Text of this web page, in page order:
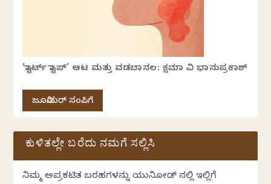
‘ಸ್ಟಾರ್ಟ್ ಸ್ಟಾಪ್’ ಆಟ ಮತ್ತು ವಡಬಾನಲ: ಕ್ಷಮಾ ವಿ ಭಾನುಪ್ರಕಾಶ್
ಜೂನಿಯರ್ ಸಂಪಿಗೆ
ಕುಳಿತಲ್ಲೇ ಬರೆದು ನಮಗೆ ಸಲ್ಲಿಸಿ
ನಿಮ್ಮ ಅಪ್ರಕಟಿತ ಬರಹಗಳನ್ನು ಯುನಿಕೋಡ್ ನಲ್ಲಿ ಇಲ್ಲಿಗೆ